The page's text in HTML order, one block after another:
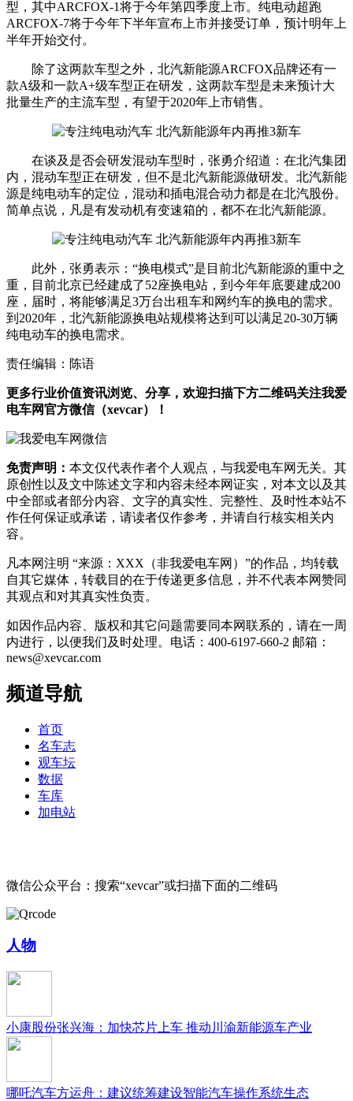
型，其中ARCFOX-1将于今年第四季度上市。纯电动超跑
ARCFOX-7将于今年下半年宣布上市并接受订单，预计明年上
半年开始交付。
除了这两款车型之外，北汽新能源ARCFOX品牌还有一
款A级和一款A+级车型正在研发，这两款车型是未来预计大
批量生产的主流车型，有望于2020年上市销售。
在谈及是否会研发混动车型时，张勇介绍道：在北汽集团
内，混动车型正在研发，但不是北汽新能源做研发。北汽新能
源是纯电动车的定位，混动和插电混合动力都是在北汽股份。
简单点说，凡是有发动机有变速箱的，都不在北汽新能源。
此外，张勇表示：“换电模式”是目前北汽新能源的重中之
重，目前北京已经建成了52座换电站，到今年年底要建成200
座，届时，将能够满足3万台出租车和网约车的换电的需求。
到2020年，北汽新能源换电站规模将达到可以满足20-30万辆
纯电动车的换电需求。
责任编辑：陈语
更多行业价值资讯浏览、分享，欢迎扫描下方二维码关注我爱
电车网官方微信（xevcar）！
免责声明： 本文仅代表作者个人观点，与我爱电车网无关。其
原创性以及文中陈述文字和内容未经本网证实，对本文以及其
中全部或者部分内容、文字的真实性、完整性、及时性本站不
作任何保证或承诺，请读者仅作参考，并请自行核实相关内
容。
凡本网注明 “来源：XXX（非我爱电车网）”的作品，均转载
自其它媒体，转载目的在于传递更多信息，并不代表本网赞同
其观点和对其真实性负责。
如因作品内容、版权和其它问题需要同本网联系的，请在一周
内进行，以便我们及时处理。电话：400-6197-660-2 邮箱：
news@xevcar.com
频道导航
首页
名车志
观车坛
数据
车库
加电站
微信公众平台：搜索“xevcar”或扫描下面的二维码
人物
小康股份张兴海：加快芯片上车 推动川渝新能源车产业
哪吒汽车方运舟：建议统筹建设智能汽车操作系统生态